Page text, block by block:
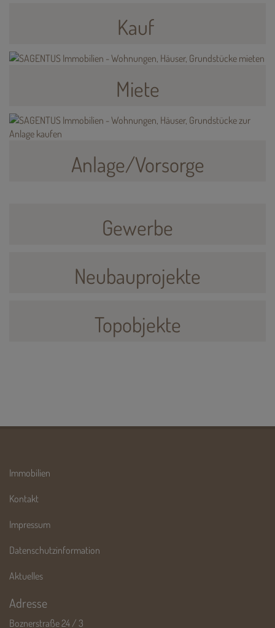
Kauf
Miete
Anlage/Vorsorge
Gewerbe
Neubauprojekte
Topobjekte
Immobilien
Kontakt
Impressum
Datenschutzinformation
Aktuelles
Adresse
Boznerstraße 24 / 3